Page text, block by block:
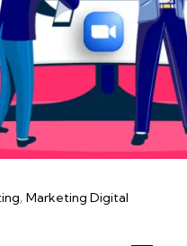
Marketing Digital